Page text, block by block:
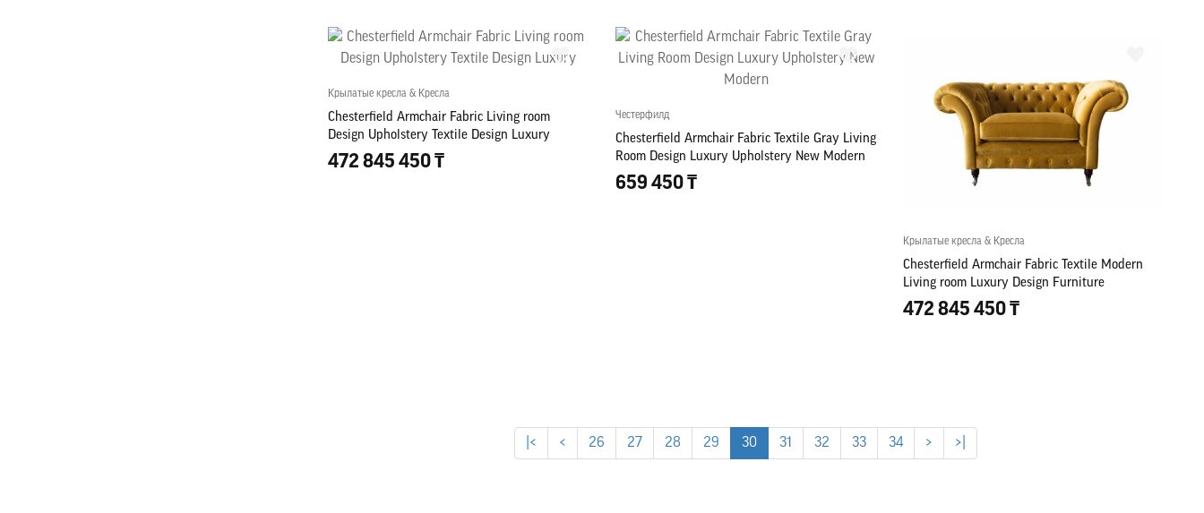
Крылатые кресла & Кресла
Chesterfield Armchair Fabric Living room
Design Upholstery Textile Design Luxury
472 845 450 ₸
Честерфилд
Chesterfield Armchair Fabric Textile Gray Living
Room Design Luxury Upholstery New Modern
659 450 ₸
Крылатые кресла & Кресла
Chesterfield Armchair Fabric Textile Modern
Living room Luxury Design Furniture
472 845 450 ₸
|< < 26 27 28 29 30 31 32 33 34 > >|